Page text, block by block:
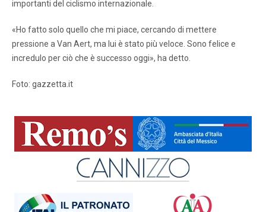
importanti del ciclismo internazionale.
«Ho fatto solo quello che mi piace, cercando di mettere
pressione a Van Aert, ma lui è stato più veloce. Sono felice e
incredulo per ciò che è successo oggi», ha detto.
Foto: gazzetta.it